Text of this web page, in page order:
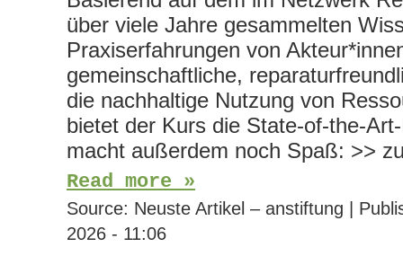
über viele Jahre gesammelten
Praxiserfahrungen von
gemeinschaftliche,
die nachhaltige Nutzung von
bietet der Kurs die State-of-the-
macht außerdem noch Spaß: >>
Read more »
Source: Neuste Artikel – anstiftung
2026 - 11:06